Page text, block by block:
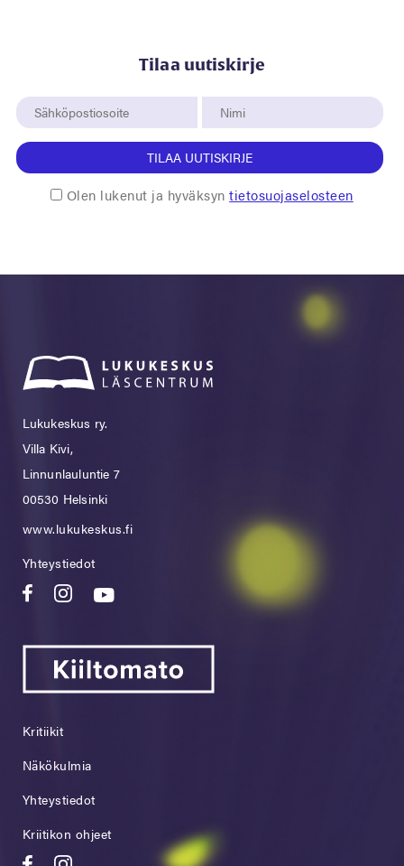
Tilaa uutiskirje
TILAA UUTISKIRJE
Olen lukenut ja hyväksyntietosuojaselosteen
Lukukeskus ry.
Villa Kivi,
Linnunlauluntie 7
00530 Helsinki
www.lukukeskus.fi
Yhteystiedot
Kritiikit
Näkökulmia
Yhteystiedot
Kriitikon ohjeet